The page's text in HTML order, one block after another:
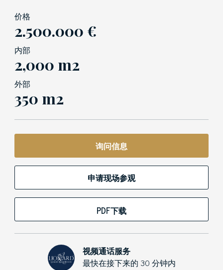
价格
2.500.000 €
内部
2,000 m2
外部
350 m2
询问信息
申请现场参观
PDF下载
视频通话服务
最快在接下来的 30 分钟内